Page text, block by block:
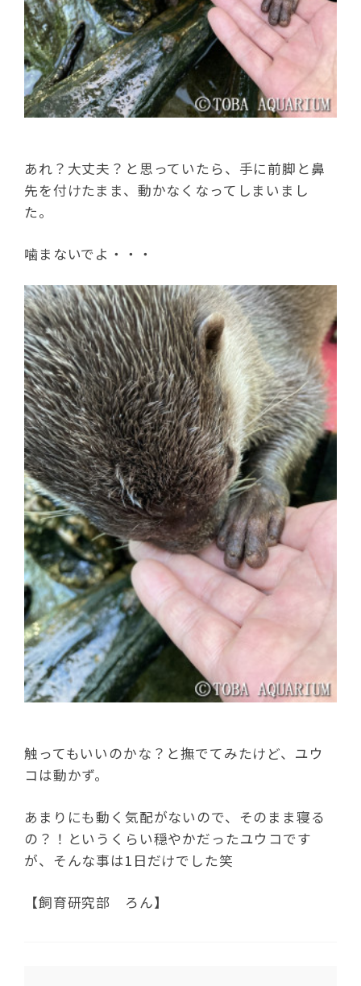
あれ？大丈夫？と思っていたら、手に前脚と鼻
先を付けたまま、動かなくなってしまいまし
た。
噛まないでよ・・・
触ってもいいのかな？と撫でてみたけど、ユウ
コは動かず。
あまりにも動く気配がないので、そのまま寝る
の？！というくらい穏やかだったユウコです
が、そんな事は1日だけでした笑
【飼育研究部 ろん】